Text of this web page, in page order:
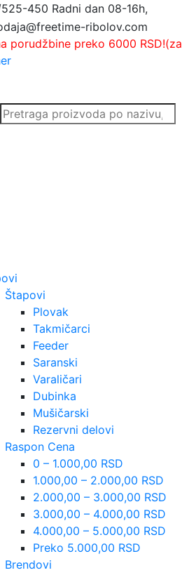
525-450 Radni dan 08-16h,
ribolov.com
porudžbine preko 6000 RSD!(za
Štapovi
Plovak
Takmičarci
Feeder
Saranski
Varaličari
Dubinka
Mušičarski
Rezervni delovi
Raspon Cena
0 – 1.000,00 RSD
1.000,00 – 2.000,00 RSD
2.000,00 – 3.000,00 RSD
3.000,00 – 4.000,00 RSD
4.000,00 – 5.000,00 RSD
Preko 5.000,00 RSD
Brendovi